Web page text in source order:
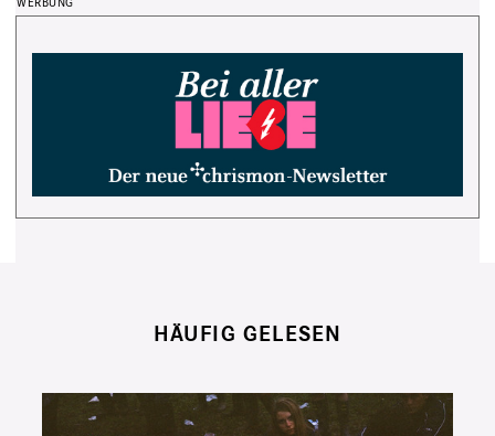
HÄUFIG GELESEN